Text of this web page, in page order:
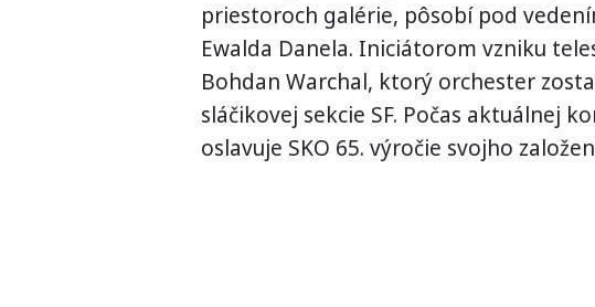
priestoroch galérie, pôsobí pod
Ewalda Danela. Iniciátorom vzniku
Bohdan Warchal, ktorý orchester
sláčikovej sekcie SF. Počas aktuálnej
oslavuje SKO 65. výročie svojho